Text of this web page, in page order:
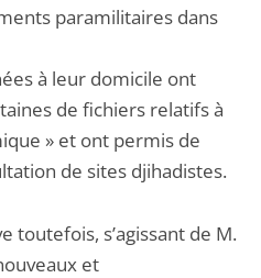
paramilitaires dans
à leur domicile ont
de fichiers relatifs à
» et ont permis de
de sites djihadistes.
toutefois, s’agissant de M.
et